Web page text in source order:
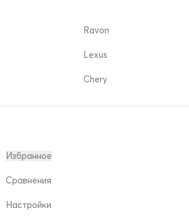
Ravon
Lexus
Chery
Избранное
Сравнения
Настройки